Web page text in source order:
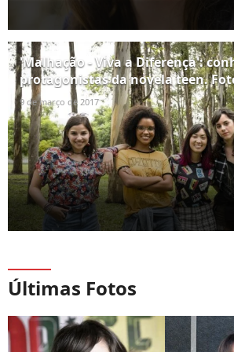
'Malhação - Viva a Diferença':
protagonistas da novela teen.
9 de março de 2017
Últimas Fotos